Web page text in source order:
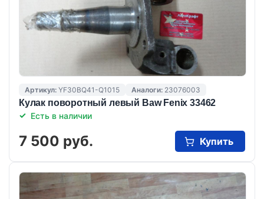
Артикул: YF30BQ41-Q1015 Аналоги: 23076003
Кулак поворотный левый Baw Fenix 33462
Есть в наличии
7 500 руб. Купить